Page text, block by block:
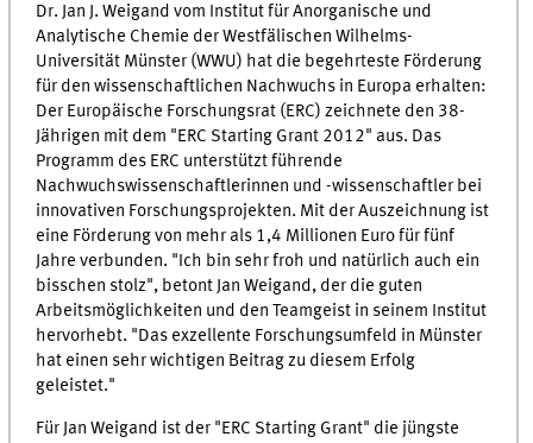
Dr. Jan J. Weigand vom Institut für Anorganische und
Analytische Chemie der Westfälischen Wilhelms-
Universität Münster (WWU) hat die begehrteste Förderung
für den wissenschaftlichen Nachwuchs in Europa erhalten:
Der Europäische Forschungsrat (ERC) zeichnete den 38-
Jährigen mit dem "ERC Starting Grant 2012" aus. Das
Programm des ERC unterstützt führende
Nachwuchswissenschaftlerinnen und -wissenschaftler bei
innovativen Forschungsprojekten. Mit der Auszeichnung ist
eine Förderung von mehr als 1,4 Millionen Euro für fünf
Jahre verbunden. "Ich bin sehr froh und natürlich auch ein
bisschen stolz", betont Jan Weigand, der die guten
Arbeitsmöglichkeiten und den Teamgeist in seinem Institut
hervorhebt. "Das exzellente Forschungsumfeld in Münster
hat einen sehr wichtigen Beitrag zu diesem Erfolg
geleistet."
Für Jan Weigand ist der "ERC Starting Grant" die jüngste